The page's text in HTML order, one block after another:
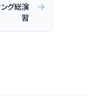
ング総演
習